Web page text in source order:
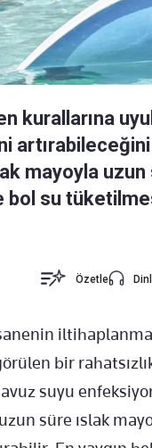
kurallarına
artırabileceğini
mayoyla
bol su
Özetle
bir
suyu
süre ıslak